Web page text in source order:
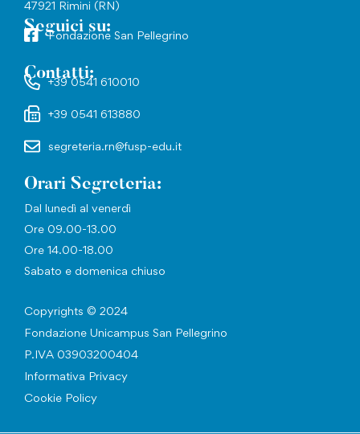
47921 Rimini (RN)
Seguici su:
Fondazione San Pellegrino
Contatti:
+39 0541 610010
+39 0541 613880
segreteria.rn@fusp-edu.it
Orari Segreteria:
Dal lunedì al venerdì
Ore 09.00-13.00
Ore 14.00-18.00
Sabato e domenica chiuso
Copyrights © 2024
Fondazione Unicampus San Pellegrino
P.IVA 03903200404
Informativa Privacy
Cookie Policy